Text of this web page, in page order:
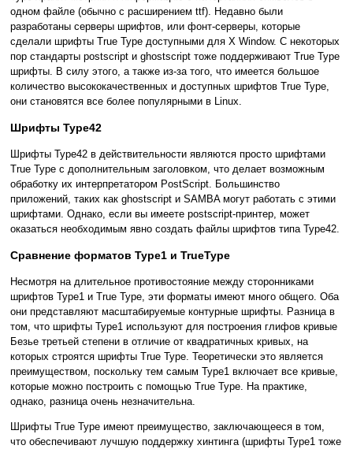
одном файле (обычно с расширением ttf). Недавно были
разработаны серверы шрифтов, или фонт-серверы, которые
сделали шрифты True Type доступными для X Window. С некоторых
пор стандарты postscript и ghostscript тоже поддерживают True Type
шрифты. В силу этого, а также из-за того, что имеется большое
количество высококачественных и доступных шрифтов True Type,
они становятся все более популярными в Linux.
Шрифты Type42
Шрифты Type42 в действительности являются просто шрифтами
True Type с дополнительным заголовком, что делает возможным
обработку их интерпретатором PostScript. Большинство
приложений, таких как ghostscript и SAMBA могут работать с этими
шрифтами. Однако, если вы имеете postscript-принтер, может
оказаться необходимым явно создать файлы шрифтов типа Type42.
Сравнение форматов Type1 и TrueType
Несмотря на длительное противостояние между сторонниками
шрифтов Type1 и True Type, эти форматы имеют много общего. Оба
они представляют масштабируемые контурные шрифты. Разница в
том, что шрифты Type1 используют для построения глифов кривые
Безье третьей степени в отличие от квадратичных кривых, на
которых строятся шрифты True Type. Теоретически это является
преимуществом, поскольку тем самым Type1 включает все кривые,
которые можно построить с помощью True Type. На практике,
однако, разница очень незначительна.
Шрифты True Type имеют преимущество, заключающееся в том,
что обеспечивают лучшую поддержку хинтинга (шрифты Type1 тоже